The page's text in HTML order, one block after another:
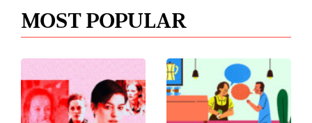
MOST POPULAR